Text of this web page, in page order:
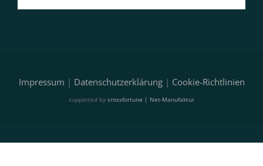
Impressum | Datenschutzerklärung| Cookie-Richtlinien
supported by crossfortune | Net-Manufaktur